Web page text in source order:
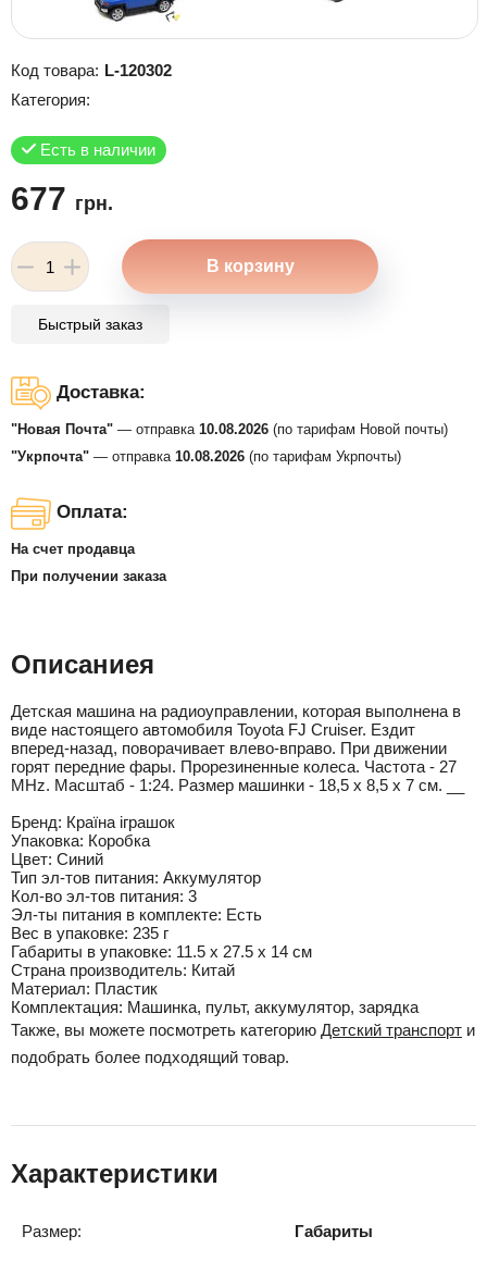
Код товара: L-120302
Категория:
Есть в наличии
677 грн.
Быстрый заказ
Доставка:
"Новая Почта" — отправка 10.08.2026 (по тарифам Новой почты)
"Укрпочта" — отправка 10.08.2026 (по тарифам Укрпочты)
Оплата:
На счет продавца
При получении заказа
Описаниея
Детская машина на радиоуправлении, которая выполнена в
виде настоящего автомобиля Toyota FJ Cruiser. Ездит
вперед-назад, поворачивает влево-вправо. При движении
горят передние фары. Прорезиненные колеса. Частота - 27
MHz. Масштаб - 1:24. Размер машинки - 18,5 х 8,5 х 7 см. __
Бренд: Країна іграшок
Упаковка: Коробка
Цвет: Синий
Тип эл-тов питания: Аккумулятор
Кол-во эл-тов питания: 3
Эл-ты питания в комплекте: Есть
Вес в упаковке: 235 г
Габариты в упаковке: 11.5 x 27.5 x 14 см
Cтрана производитель: Китай
Материал: Пластик
Комплектация: Машинка, пульт, аккумулятор, зарядка
Также, вы можете посмотреть категорию Детский транспорт и
подобрать более подходящий товар.
Характеристики
Размер: Габариты